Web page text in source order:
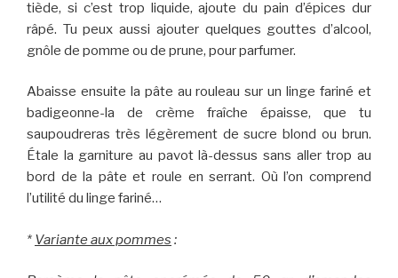
tiède, si c’est trop liquide, ajoute du pain d’épices dur
râpé. Tu peux aussi ajouter quelques gouttes d’alcool,
gnôle de pomme ou de prune, pour parfumer.
Abaisse ensuite la pâte au rouleau sur un linge fariné et
badigeonne-la de crème fraîche épaisse, que tu
saupoudreras très légèrement de sucre blond ou brun.
Étale la garniture au pavot là-dessus sans aller trop au
bord de la pâte et roule en serrant. Où l’on comprend
l’utilité du linge fariné…
* Variante aux pommes :